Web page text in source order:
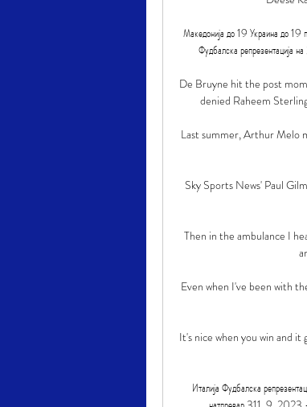
Македонија до 19 Украина до
Фудбалска
De Bruyne hit the post
denied Raheem
Last summer, Arthur Melo
Sky Sports News' Paul
Then in the ambulance I
Even when I've been with
It's nice when you win and it
Италија Фудбалска